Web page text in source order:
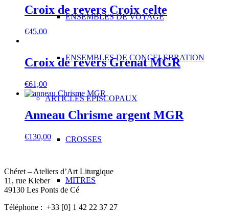
ENSEMBLES DE VOYAGE
ENSEMBLES DE CONCELEBRATION
ARTICLES EPISCOPAUX
CROSSES
MITRES
Croix de revers Croix celte
€45,00
Croix de revers Grenat MGR
€61,00
Anneau Chrisme argent MGR
€130,00
Chéret – Ateliers d’Art Liturgique
11, rue Kleber
49130 Les Ponts de Cé
Téléphone : +33 [0] 1 42 22 37 27